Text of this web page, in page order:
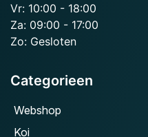
Vr: 10:00 - 18:00
Za: 09:00 - 17:00
Zo: Gesloten
Categorieen
Webshop
Koi